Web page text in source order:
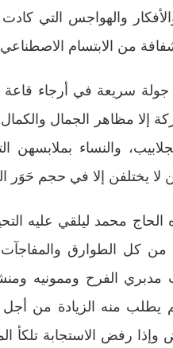
والهواجس التي
من الابتسام
جولة سريعة في أرجاء
إلا مظاهر الجمال
والنساء بملابسهن
لا يختلفن إلا في حجم حَوَر
محمد ليلقي عليه التحية
من كل الطوارق
الفرح وممونيه
يطلب منه الزيادة من
رفض الاستجابة تلكأ